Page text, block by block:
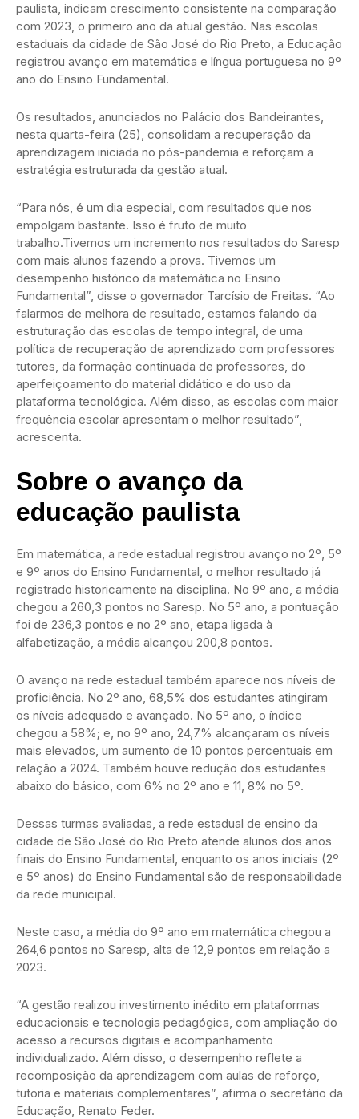
paulista, indicam crescimento consistente na comparação
com 2023, o primeiro ano da atual gestão. Nas escolas
estaduais da cidade de São José do Rio Preto, a Educação
registrou avanço em matemática e língua portuguesa no 9º
ano do Ensino Fundamental.
Os resultados, anunciados no Palácio dos Bandeirantes,
nesta quarta-feira (25), consolidam a recuperação da
aprendizagem iniciada no pós-pandemia e reforçam a
estratégia estruturada da gestão atual.
“Para nós, é um dia especial, com resultados que nos
empolgam bastante. Isso é fruto de muito
trabalho.Tivemos um incremento nos resultados do Saresp
com mais alunos fazendo a prova. Tivemos um
desempenho histórico da matemática no Ensino
Fundamental”, disse o governador Tarcísio de Freitas. “Ao
falarmos de melhora de resultado, estamos falando da
estruturação das escolas de tempo integral, de uma
política de recuperação de aprendizado com professores
tutores, da formação continuada de professores, do
aperfeiçoamento do material didático e do uso da
plataforma tecnológica. Além disso, as escolas com maior
frequência escolar apresentam o melhor resultado”,
acrescenta.
Sobre o avanço da
educação paulista
Em matemática, a rede estadual registrou avanço no 2º, 5º
e 9º anos do Ensino Fundamental, o melhor resultado já
registrado historicamente na disciplina. No 9º ano, a média
chegou a 260,3 pontos no Saresp. No 5º ano, a pontuação
foi de 236,3 pontos e no 2º ano, etapa ligada à
alfabetização, a média alcançou 200,8 pontos.
O avanço na rede estadual também aparece nos níveis de
proficiência. No 2º ano, 68,5% dos estudantes atingiram
os níveis adequado e avançado. No 5º ano, o índice
chegou a 58%; e, no 9º ano, 24,7% alcançaram os níveis
mais elevados, um aumento de 10 pontos percentuais em
relação a 2024. Também houve redução dos estudantes
abaixo do básico, com 6% no 2º ano e 11, 8% no 5º.
Dessas turmas avaliadas, a rede estadual de ensino da
cidade de São José do Rio Preto atende alunos dos anos
finais do Ensino Fundamental, enquanto os anos iniciais (2º
e 5º anos) do Ensino Fundamental são de responsabilidade
da rede municipal.
Neste caso, a média do 9º ano em matemática chegou a
264,6 pontos no Saresp, alta de 12,9 pontos em relação a
2023.
“A gestão realizou investimento inédito em plataformas
educacionais e tecnologia pedagógica, com ampliação do
acesso a recursos digitais e acompanhamento
individualizado. Além disso, o desempenho reflete a
recomposição da aprendizagem com aulas de reforço,
tutoria e materiais complementares”, afirma o secretário da
Educação, Renato Feder.